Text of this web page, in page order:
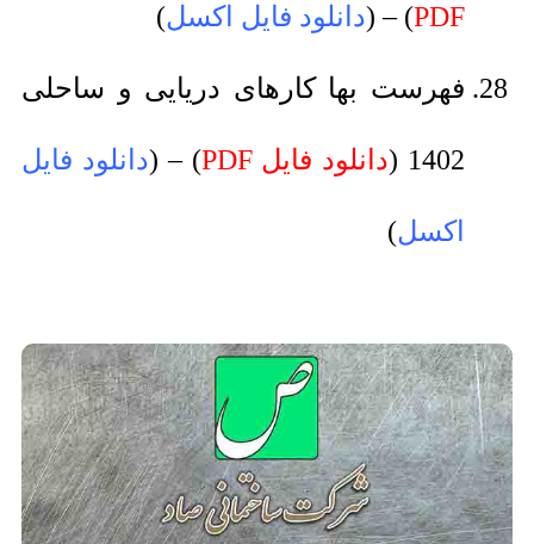
PDF
) – (دانلود فایل اکسل)
فهرست بها کارهای دریایی و ساحلی
1402 ( دانلود فایل PDF ) – (دانلود فایل
اکسل)